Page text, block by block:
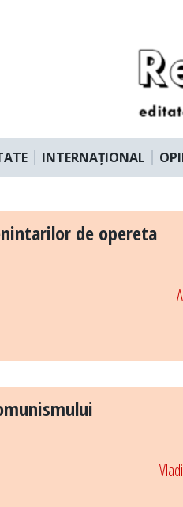
INTERNAȚIONAL
de opereta